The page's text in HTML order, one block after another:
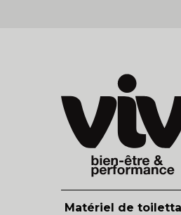
Matériel de